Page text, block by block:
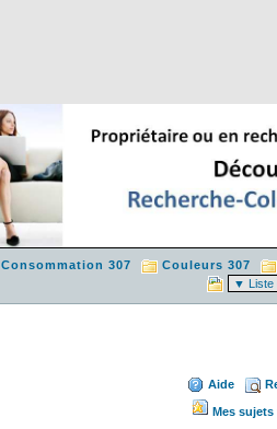
Consommation 307 Couleurs 307
Aide
Mes sujets